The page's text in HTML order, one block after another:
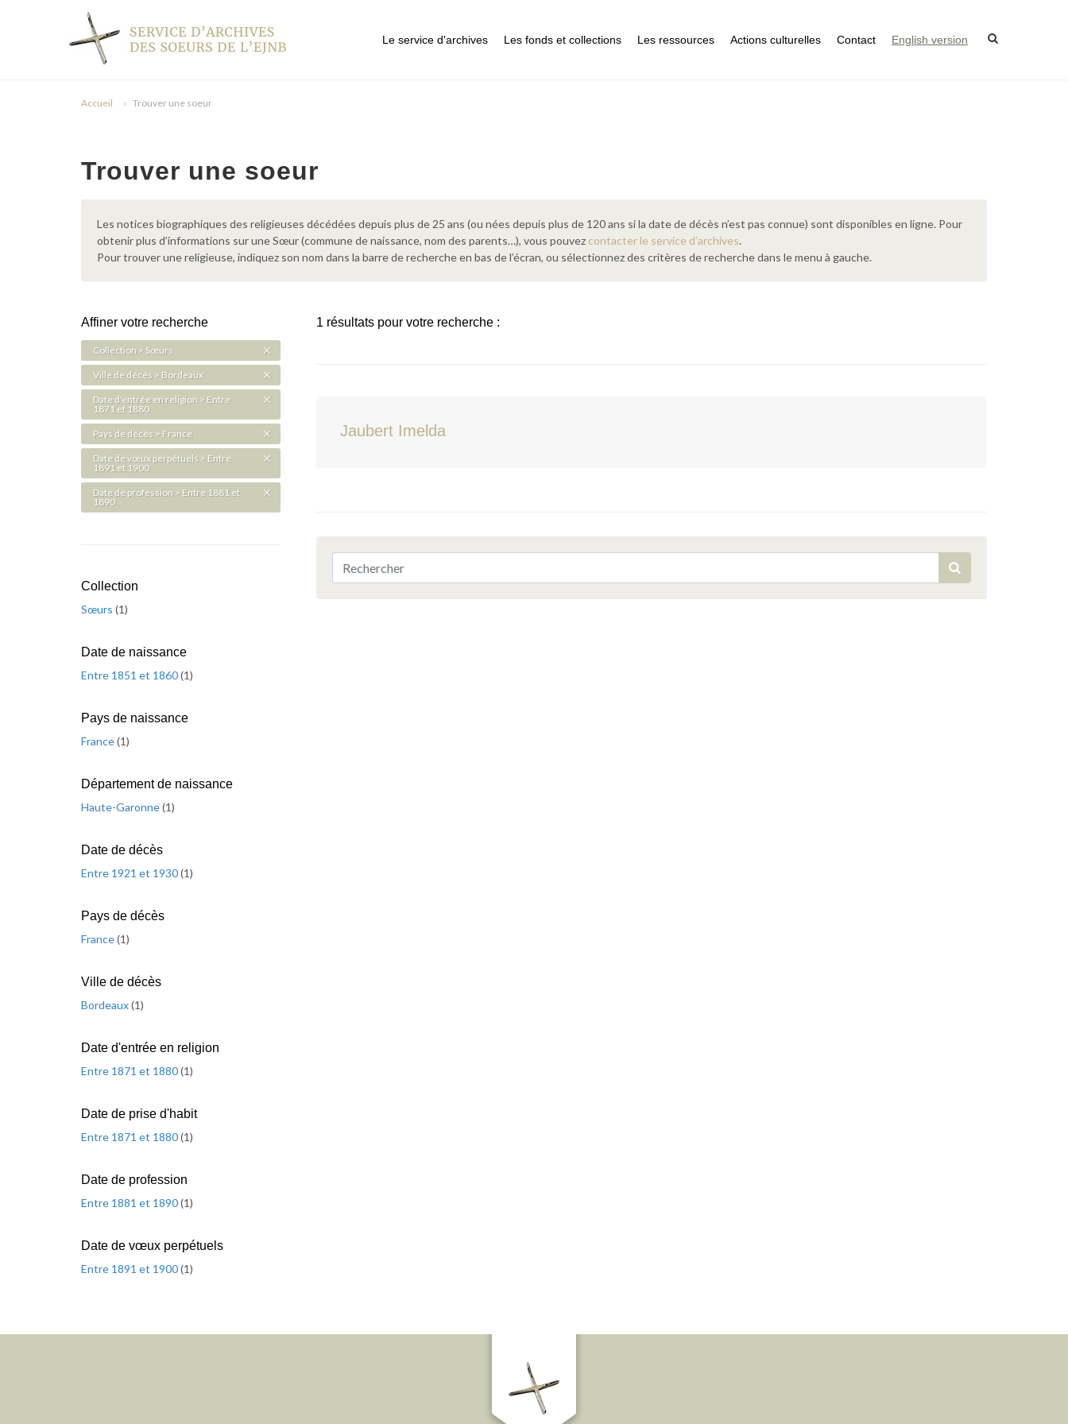
Le service d'archives Les fonds et collections Les ressources Actions culturelles Contact English version
Accueil Trouver une soeur
Trouver une soeur
Les notices biographiques des religieuses décédées depuis plus de 25 ans (ou nées depuis plus de 120 ans si la date de décès n’est pas connue) sont disponibles en ligne. Pour
obtenir plus d’informations sur une Sœur (commune de naissance, nom des parents…), vous pouvez contacter le service d’archives.
Pour trouver une religieuse, indiquez son nom dans la barre de recherche en bas de l’écran, ou sélectionnez des critères de recherche dans le menu à gauche.
1 résultats pour votre recherche :
Jaubert Imelda
Affiner votre recherche
Collection > Sœurs
Ville de décès > Bordeaux
Date d'entrée en religion > Entre
1871 et 1880
Pays de décès > France
Date de vœux perpétuels > Entre
1891 et 1900
Date de profession > Entre 1881 et
1890
Collection
Sœurs (1)
Date de naissance
Entre 1851 et 1860(1)
Pays de naissance
France(1)
Département de naissance
Haute-Garonne(1)
Date de décès
Entre 1921 et 1930(1)
Pays de décès
France(1)
Ville de décès
Bordeaux(1)
Date d'entrée en religion
Entre 1871 et 1880(1)
Date de prise d'habit
Entre 1871 et 1880(1)
Date de profession
Entre 1881 et 1890(1)
Date de vœux perpétuels
Entre 1891 et 1900(1)